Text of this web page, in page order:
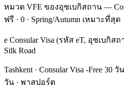
หมวด VFE ของอุซเบกิสถาน —
ฟรี · 0 · Spring/Autumn เหมาะที่สุด
e Consular Visa (รหัส eT, อุซเบกิสถ
Silk Road
Tashkent · Consular Visa -Free 30
วัน · พาสปอร์ต